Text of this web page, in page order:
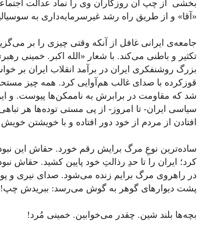
بخشی از چپ آن روزگاران وی را نماد عدالت
«آقا» و از طریق راه رشد غیرسرمایه‌داری به
جامعه‌ی ایرانی غافل از آنکه وقتی چیزی را بر
تکثیر و باطنی می‌کند. با شعار «الله اکبر. خمینی
بزرگ روشنفکری‌ ایران در برآمد انقلاب ایران بر
قوزکرده با صدای غالب هم‌آوایی کرد. همه چیز
شد که مقاومت در برابرش به ناممکن‌ها پیوست. و
سیاسی ایران- تا امروز- از پی مستی توده‌ها هر
افتادن از مردم از خود دور افتاده و با خویشتن
ساده‌ترین نوعِ مرگ برایش رقم خورد. حق­اش این
کرد؛ ایران را تا حدِ رذالتِ خود پایین کشید. حق­اش
در راهروی مرگ برایم زنده می‌شود. صدای نیری و
پشت دیوارهای گوهر به گوش می‌رسد: ببریدش چپ!
بچه‌ها بلند شین. چقدر می‌خوابین. خمینی مُرد!